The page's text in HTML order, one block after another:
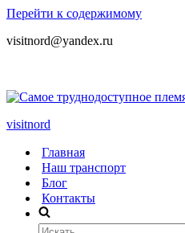
Перейти к содержимому
visitnord@yandex.ru
visitnord
Главная
Наш транспорт
Блог
Контакты